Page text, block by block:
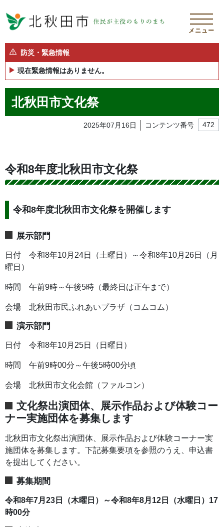
メニュー
防災・緊急情報
現在緊急情報はありません。
北秋田市文化祭
2025年07月16日 コンテンツ番号 472
令和8年度北秋田市文化祭
令和8年度北秋田市文化祭を開催します
展示部門
日付 令和8年10月24日（土曜日）～令和8年10月26日（月
曜日）
時間 午前9時～午後5時（最終日は正午まで）
会場 北秋田市民ふれあいプラザ（コムコム）
演示部門
日付 令和8年10月25日（日曜日）
時間 午前9時00分～午後5時00分頃
会場 北秋田市文化会館（ファルコン）
文化祭出演団体、展示作品および体験コー
ナー実施団体を募集します
北秋田市文化祭出演団体、展示作品および体験コーナー実
施団体を募集します。下記募集要項を参照のうえ、申込書
を提出してください。
募集期間
令和8年7月23日（木曜日）～令和8年8月12日（水曜日）17
時00分